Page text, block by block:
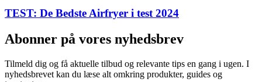
TEST: De Bedste Airfryer i test 2024
Abonner på vores nyhedsbrev
Tilmeld dig og få aktuelle tilbud og relevante tips en gang i ugen. I
nyhedsbrevet kan du læse alt omkring produkter, guides og